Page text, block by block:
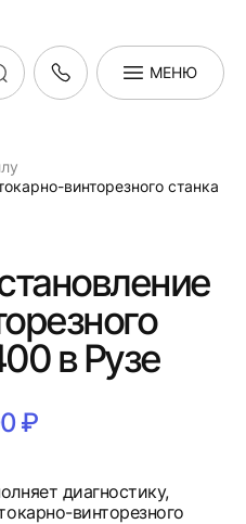
МЕНЮ
винторезного станка
в Рузе
₽
диагностику,
винторезного